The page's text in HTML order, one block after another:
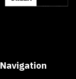
Navigation